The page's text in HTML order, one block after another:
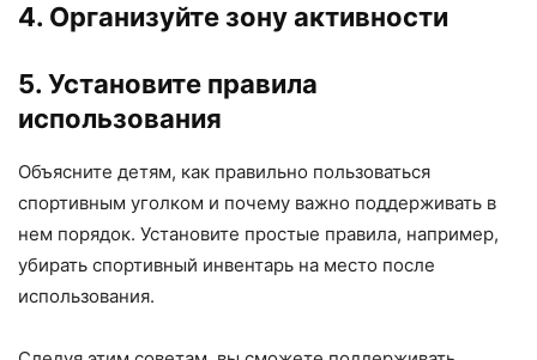
4. Организуйте зону активности
5. Установите правила
использования
Объясните детям, как правильно пользоваться
спортивным уголком и почему важно поддерживать в
нем порядок. Установите простые правила, например,
убирать спортивный инвентарь на место после
использования.